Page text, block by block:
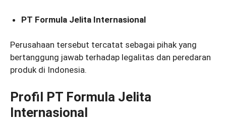
PT Formula Jelita Internasional
Perusahaan tersebut tercatat sebagai pihak yang
bertanggung jawab terhadap legalitas dan peredaran
produk di Indonesia.
Profil PT Formula Jelita
Internasional